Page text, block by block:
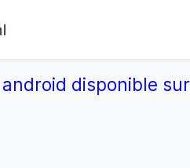
disponible